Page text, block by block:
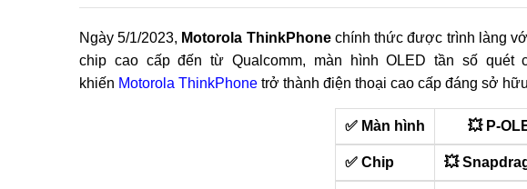
Ngày 5/1/2023, Motorola ThinkPhonechính thức được trình làng
chip cao cấp đến từ Qualcomm, màn hình OLED tần số
khiến Motorola ThinkPhone trở thành điện thoại cao cấp đáng sở
✅ Màn hình 💥 P-
✅ Chip 💥